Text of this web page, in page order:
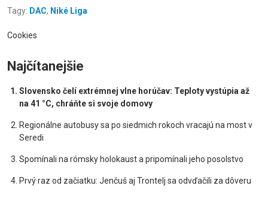
Tagy: DAC, Niké Liga
Cookies
Najčítanejšie
Slovensko čelí extrémnej vlne horúčav: Teploty vystúpia až
na 41 °C, chráňte si svoje domovy
Regionálne autobusy sa po siedmich rokoch vracajú na most v
Seredi
Spomínali na rómsky holokaust a pripomínali jeho posolstvo
Prvý raz od začiatku: Jenčuš aj Trontelj sa odvďačili za dôveru